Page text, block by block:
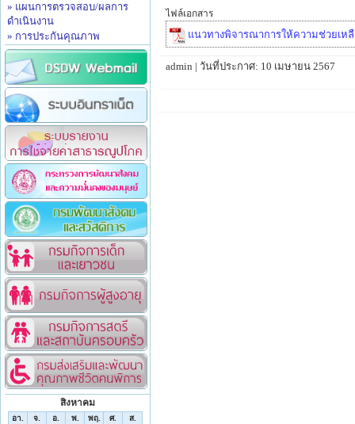
» แผนการตรวจสอบ/ผลการ
ดำเนินงาน
» การประกันคุณภาพ
สิงหาคม
ไฟล์เอกสาร
แนวทางพิจารณาการให้ความช่วยเหลื
admin | วันที่ประกาศ: 10 เมษายน 2567